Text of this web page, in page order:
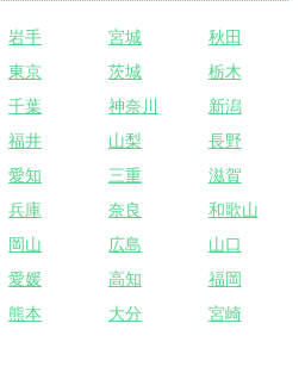
岩手 宮城
秋田
東京 茨城
栃木
千葉 神奈川
新潟
福井 山梨
長野
愛知 三重
滋賀
兵庫 奈良
和歌山
岡山 広島
山口
愛媛 高知
福岡
熊本 大分
宮崎